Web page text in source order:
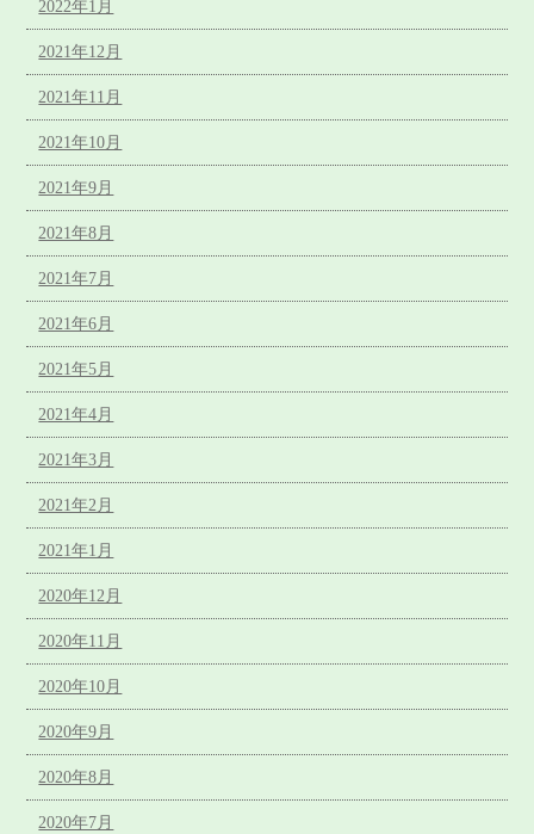
2022年1月
2021年12月
2021年11月
2021年10月
2021年9月
2021年8月
2021年7月
2021年6月
2021年5月
2021年4月
2021年3月
2021年2月
2021年1月
2020年12月
2020年11月
2020年10月
2020年9月
2020年8月
2020年7月